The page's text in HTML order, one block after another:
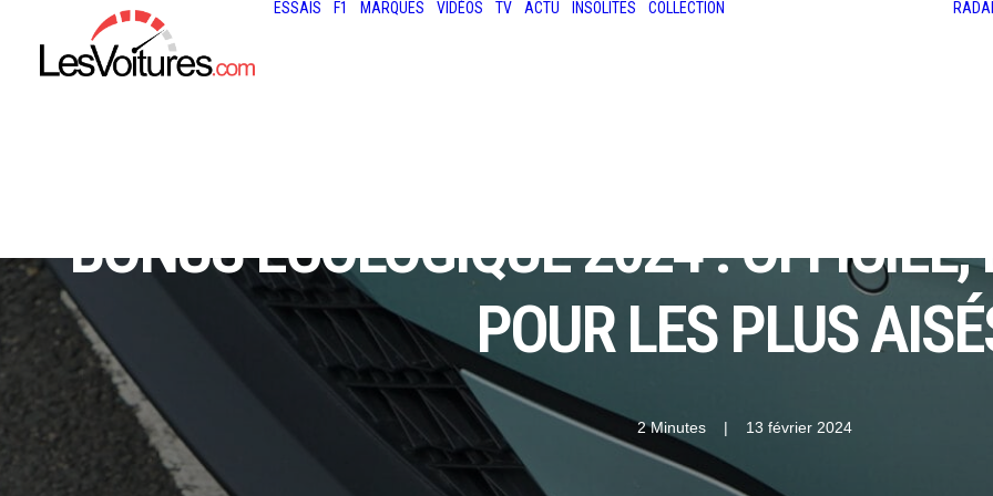
ESSAIS F1 MARQUES VIDÉOS TV ACTU INSOLITES COLLECTION
BONUS ÉCOLOGIQUE 2024 :
POUR LES PLUS
2 Minutes | 13 février 2024